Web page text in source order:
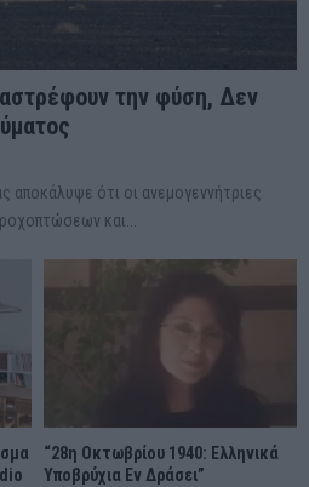
την φύση, Δεν
αποκάλυψε ότι οι ανεμογεννήτριες
και...
“28η Οκτωβρίου 1940: Ελληνικά
Υποβρύχια Εν Δράσει”